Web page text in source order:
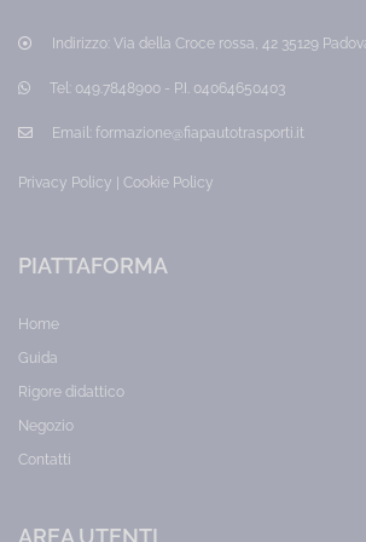
Indirizzo: Via della Croce rossa, 42 35129
Tel: 049.7848900 - P.I. 04064650403
Email: formazione@fiapautotrasporti.it
Privacy Policy | Cookie Policy
PIATTAFORMA
Home
Guida
Rigore didattico
Negozio
Contatti
AREA UTENTI